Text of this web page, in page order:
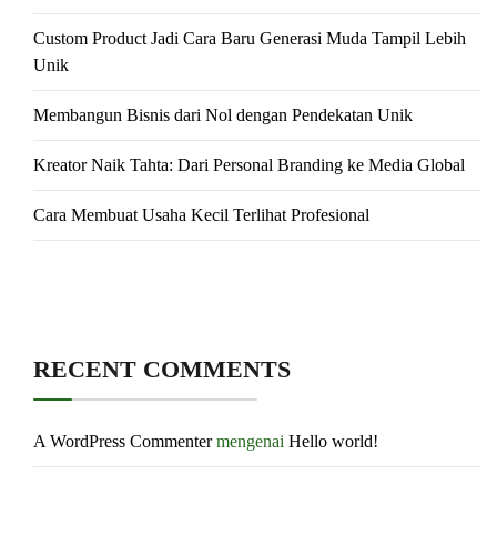
Custom Product Jadi Cara Baru Generasi Muda Tampil Lebih
Unik
Membangun Bisnis dari Nol dengan Pendekatan Unik
Kreator Naik Tahta: Dari Personal Branding ke Media Global
Cara Membuat Usaha Kecil Terlihat Profesional
RECENT COMMENTS
A WordPress Commentermengenai Hello world!